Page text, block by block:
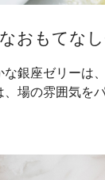
おもてな
銀座ゼリーは
、場の雰囲気を